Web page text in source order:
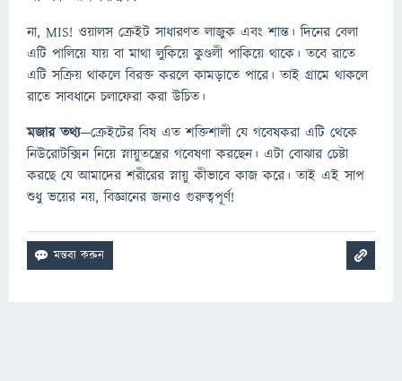
না, MIS! ওয়ালস ক্রেইট সাধারণত লাজুক এবং শান্ত। দিনের বেলা
এটি পালিয়ে যায় বা মাথা লুকিয়ে কুণ্ডলী পাকিয়ে থাকে। তবে রাতে
এটি সক্রিয় থাকলে বিরক্ত করলে কামড়াতে পারে। তাই গ্রামে থাকলে
রাতে সাবধানে চলাফেরা করা উচিত।
মজার তথ্য—ক্রেইটের বিষ এত শক্তিশালী যে গবেষকরা এটি থেকে
নিউরোটক্সিন নিয়ে স্নায়ুতন্ত্রের গবেষণা করছেন। এটা বোঝার চেষ্টা
করছে যে আমাদের শরীরের স্নায়ু কীভাবে কাজ করে। তাই এই সাপ
শুধু ভয়ের নয়, বিজ্ঞানের জন্যও গুরুত্বপূর্ণ!